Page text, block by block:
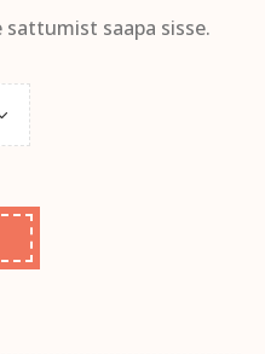
saapa sisse.